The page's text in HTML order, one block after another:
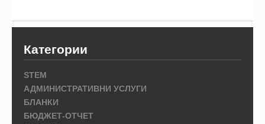
Категории
STEM
АДМИНИСТРАТИВНИ УСЛУГИ
БЛАНКИ
БЮДЖЕТ-ОТЧЕТ